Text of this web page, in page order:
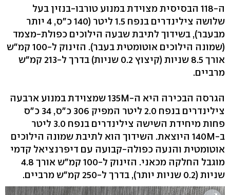
ה-118 הבסיסית מצוידת במנוע טורבו-בנזין בעל
שלושה צילינדרים בנפח 1.5 ליטר (140 כ"ס, 4 יותר
מבעבר), בשידוך לתיבת שבעה הילוכים כפולת-מצמד
(שמונה הילוכים אוטומטית בעבר). הזינוק ל-100 קמ"ש
אורך 8.5 שניות (קיצוץ 0.2 שניות) בדרך ל-213 קמ"ש
מרביים.
הגרסה הבכירה היא ה-135M שמצוידת במנוע ארבעה
צילינדרים בנפח 2.0 ליטר המפיק 306 כ"ס, 34 כ"ס
פחות מיחידת השישה צילינדרים בנפח 3.0 ליטר
ב-140M היוצאת. השידוך הוא לתיבת שמונה הילוכים
אוטומטית והנעה כפולה-קבועה עם דיפרנציאל קדמי
מוגבל החלקה מכאני. הזינוק ל-100 קמ"ש אורך 4.8
שניות (0.2 שניות יותר), בדרך ל-250 קמ"ש מרביים.